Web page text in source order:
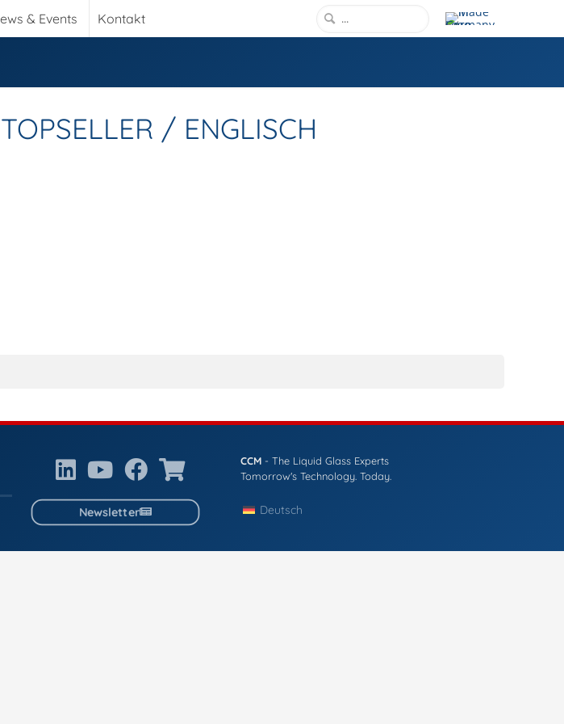
& Events Kontakt
/ ENGLISCH
Newsletter
CCM - The Liquid Glass Experts
Tomorrow's Technology. Today.
Deutsch